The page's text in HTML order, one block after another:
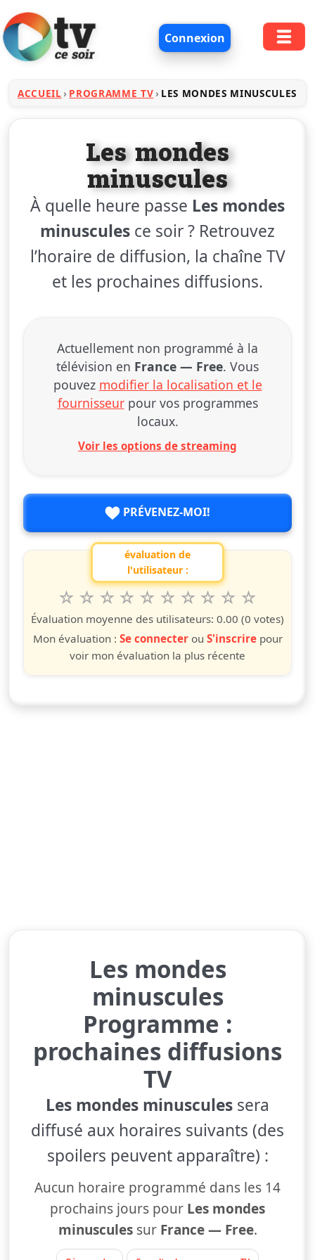
Connexion
ACCUEIL PROGRAMME TV LES MONDES MINUSCULES
Les mondes
minuscules
À quelle heure passe Les mondes
minuscules ce soir ? Retrouvez
l’horaire de diffusion, la chaîne TV
et les prochaines diffusions.
Actuellement non programmé à la
télévision en France — Free. Vous
pouvez modifier la localisation et le
fournisseurpour vos programmes
locaux.
Voir les options de streaming
PRÉVENEZ-MOI!
évaluation de
l'utilisateur :
questo spettacolo da 1 a 10 étoiles
10
étoiles
9
étoiles
8
étoiles
7
étoiles
6
étoiles
5
étoiles
4
étoiles
3
étoiles
2
étoiles
étoile
Évaluation moyenne des utilisateurs: 0.00 (0 votes)
Mon évaluation : Se connecterou S'inscrirepour
voir mon évaluation la plus récente
Les mondes
minuscules
Programme :
prochaines diffusions
TV
Les mondes minuscules sera
diffusé aux horaires suivants (des
spoilers peuvent apparaître) :
Aucun horaire programmé dans les 14
prochains jours pour Les mondes
minusculessur France — Free.